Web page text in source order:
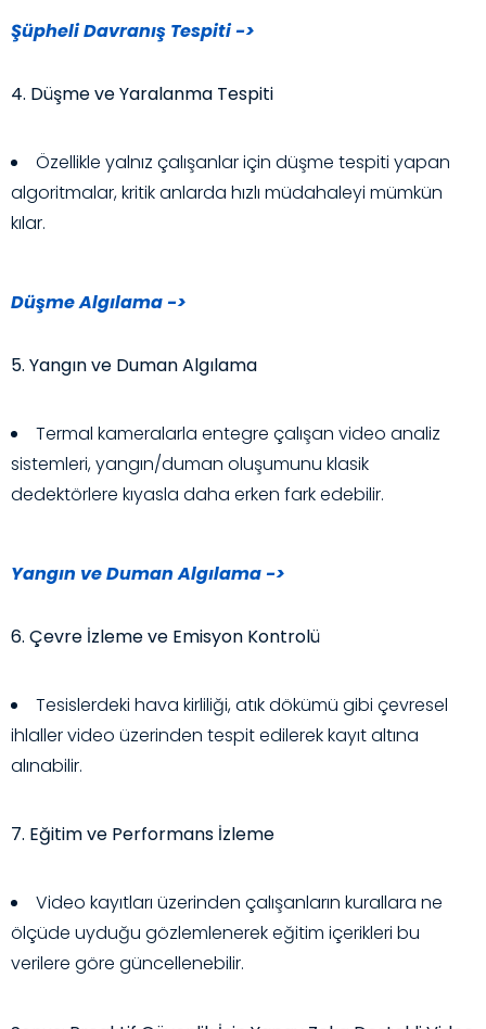
Şüpheli Davranış Tespiti ->
4. Düşme ve Yaralanma Tespiti
Özellikle yalnız çalışanlar için düşme tespiti yapan
algoritmalar, kritik anlarda hızlı müdahaleyi mümkün
kılar.
Düşme Algılama ->
5. Yangın ve Duman Algılama
Termal kameralarla entegre çalışan video analiz
sistemleri, yangın/duman oluşumunu klasik
dedektörlere kıyasla daha erken fark edebilir.
Yangın ve Duman Algılama ->
6. Çevre İzleme ve Emisyon Kontrolü
Tesislerdeki hava kirliliği, atık dökümü gibi çevresel
ihlaller video üzerinden tespit edilerek kayıt altına
alınabilir.
7. Eğitim ve Performans İzleme
Video kayıtları üzerinden çalışanların kurallara ne
ölçüde uyduğu gözlemlenerek eğitim içerikleri bu
verilere göre güncellenebilir.